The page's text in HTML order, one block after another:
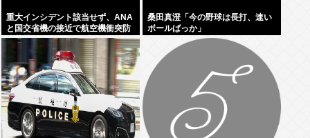
重大インシデント該当せず、ANA
と国交省機の接近で航空機衝突防
止装置（TCAS）の警報が作動し
たトラブル、羽田空港沖、全日空
に通知
桑田真澄「今の野球は長打、速い
ボールばっか」